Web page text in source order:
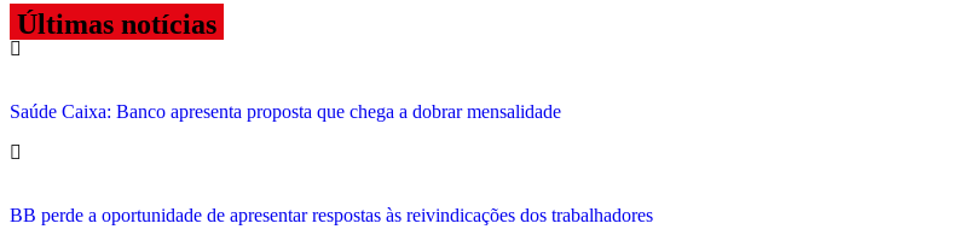
Últimas notícias
Saúde Caixa: Banco apresenta proposta que chega a dobrar mensalidade
BB perde a oportunidade de apresentar respostas às reivindicações dos trabalhadores